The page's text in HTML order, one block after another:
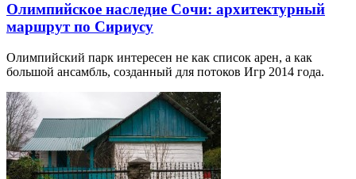
Олимпийское наследие Сочи: архитектурный
маршрут по Сириусу
Олимпийский парк интересен не как список арен, а как
большой ансамбль, созданный для потоков Игр 2014 года.